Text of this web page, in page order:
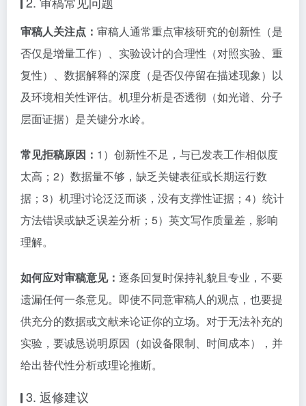
审稿人关注点： 审稿人通常重点审核研究的创新性（是
否仅是增量工作）、实验设计的合理性（对照实验、重
复性）、数据解释的深度（是否仅停留在描述现象）以
及环境相关性评估。机理分析是否透彻（如光谱、分子
层面证据）是关键分水岭。
常见拒稿原因： 1）创新性不足，与已发表工作相似度
太高；2）数据量不够，缺乏关键表征或长期运行数
据；3）机理讨论泛泛而谈，没有支撑性证据；4）统计
方法错误或缺乏误差分析；5）英文写作质量差，影响
理解。
如何应对审稿意见： 逐条回复时保持礼貌且专业，不要
遗漏任何一条意见。即使不同意审稿人的观点，也要提
供充分的数据或文献来论证你的立场。对于无法补充的
实验，要诚恳说明原因（如设备限制、时间成本），并
给出替代性分析或理论推断。
3. 返修建议